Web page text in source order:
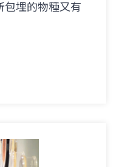
包埋的物種又有